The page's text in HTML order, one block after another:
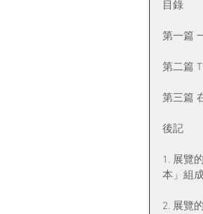
目錄
第一篇
第二篇
第三篇
後記
1. 展覽
本」組成
2. 展覽